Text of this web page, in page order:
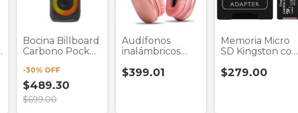
Bocina Billboard
Carbono Pocket
Bluetooth
-30% OFF
$489.30
$699.00
Audífonos
inalámbricos
diadema
$399.01
Memoria Micro
SD Kingston con
$279.00